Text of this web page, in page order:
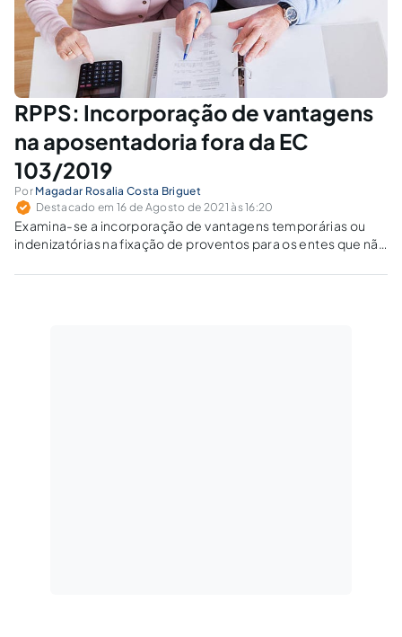
RPPS: Incorporação de vantagens
na aposentadoria fora da EC
103/2019
Por Magadar Rosalia Costa Briguet
Destacado em 16 de Agosto de 2021 às 16:20
Examina-se a incorporação de vantagens temporárias ou
indenizatórias na fixação de proventos para os entes que não
definidas pela EC 103/ 2019 para os seus servidores.